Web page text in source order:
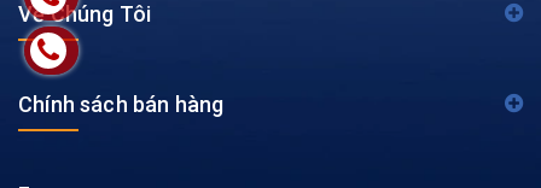
Về Chúng Tôi
Chính sách bán hàng